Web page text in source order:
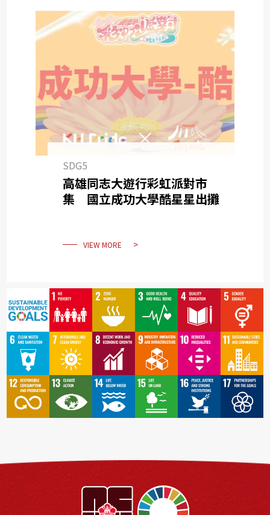
SDG5
高雄同志大遊行彩虹派對市
集 國立成功大學酷星星出攤
VIEW MORE